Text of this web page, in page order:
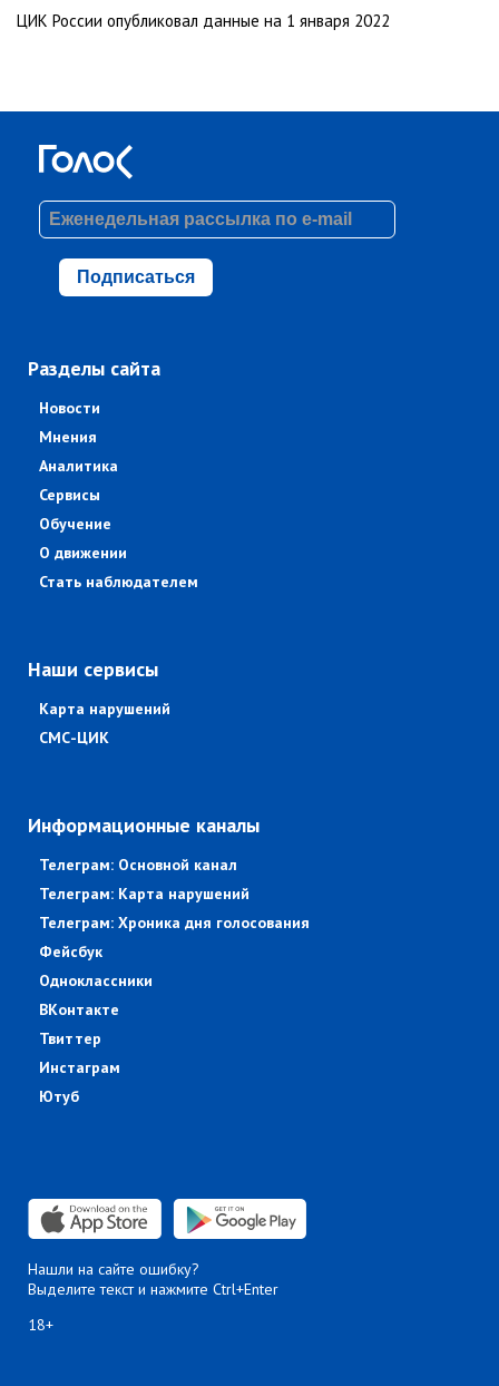
ЦИК России опубликовал данные на 1 января 2022
Подписаться
Разделы сайта
Новости
Мнения
Аналитика
Сервисы
Обучение
О движении
Стать наблюдателем
Наши сервисы
Карта нарушений
СМС-ЦИК
Информационные каналы
Телеграм: Основной канал
Телеграм: Карта нарушений
Телеграм: Хроника дня голосования
Фейсбук
Одноклассники
ВКонтакте
Твиттер
Инстаграм
Ютуб
Нашли на сайте ошибку?
Выделите текст и нажмите Ctrl+Enter
18+